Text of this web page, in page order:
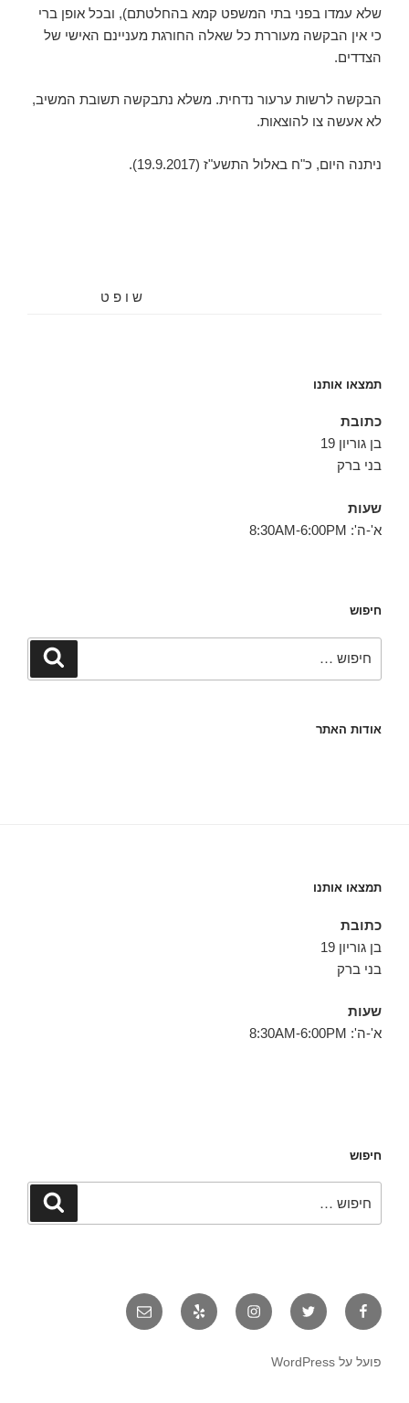
שלא עמדו בפני בתי המשפט קמא בהחלטתם), ובכל אופן ברי
כי אין הבקשה מעוררת כל שאלה החורגת מעניינם האישי של
הצדדים.
הבקשה לרשות ערעור נדחית. משלא נתבקשה תשובת המשיב,
לא אעשה צו להוצאות.
ניתנה היום, ‏כ"ח באלול התשע"ז (‏19.9.2017).
ש ו פ ט
תמצאו אותנו
כתובת
בן גוריון 19
בני ברק
שעות
א'-ה': 8:30AM-6:00PM
חיפוש
חיפוש
אודות האתר
תמצאו אותנו
כתובת
בן גוריון 19
בני ברק
שעות
א'-ה': 8:30AM-6:00PM
חיפוש
חיפוש
פייסבוק טוויטר אינסטגרם יאלפ אימייל
פועל על WordPress